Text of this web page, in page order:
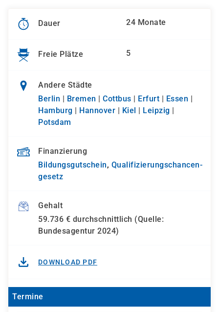
Dauer 24 Monate
Freie Plätze 5
Andere Städte
Berlin
Bremen Cottbus Erfurt Essen
Hamburg
Hannover Kiel Leipzig
Potsdam
Finanzierung
Bildungsgutschein, Qualifizierungs­chancen­
gesetz
Gehalt
59.736 € durchschnittlich (Quelle:
Bundesagentur 2024)
DOWNLOAD PDF
Termine